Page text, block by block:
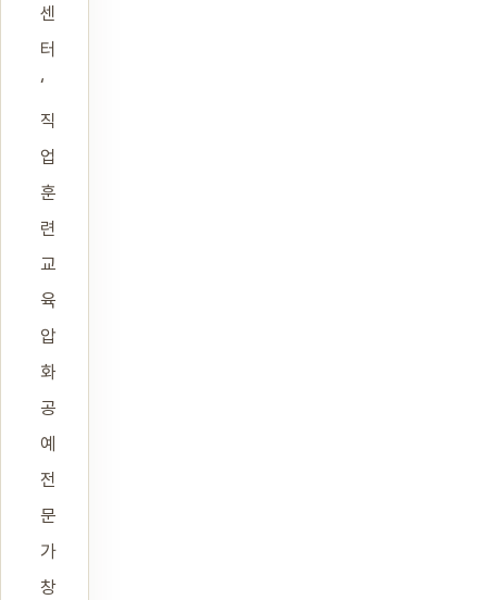
센
터
‘
직
업
훈
련
교
육
압
화
공
예
전
문
가
창